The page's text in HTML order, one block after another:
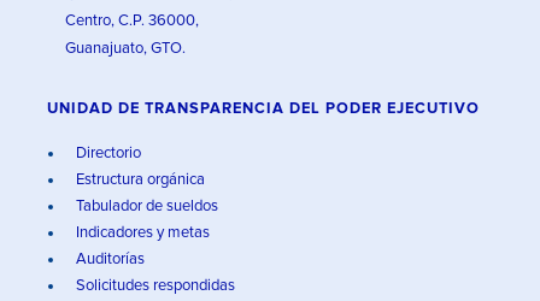
Centro, C.P. 36000,
Guanajuato, GTO.
UNIDAD DE TRANSPARENCIA DEL PODER EJECUTIVO
Directorio
Estructura orgánica
Tabulador de sueldos
Indicadores y metas
Auditorías
Solicitudes respondidas